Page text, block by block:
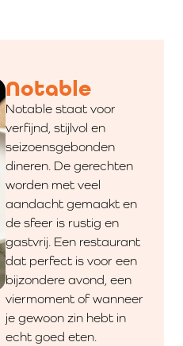
Notable
Notable staat voor
verfijnd, stijlvol en
seizoensgebonden
dineren. De gerechten
worden met veel
aandacht gemaakt en
de sfeer is rustig en
gastvrij. Een restaurant
dat perfect is voor een
bijzondere avond, een
viermoment of wanneer
je gewoon zin hebt in
echt goed eten.